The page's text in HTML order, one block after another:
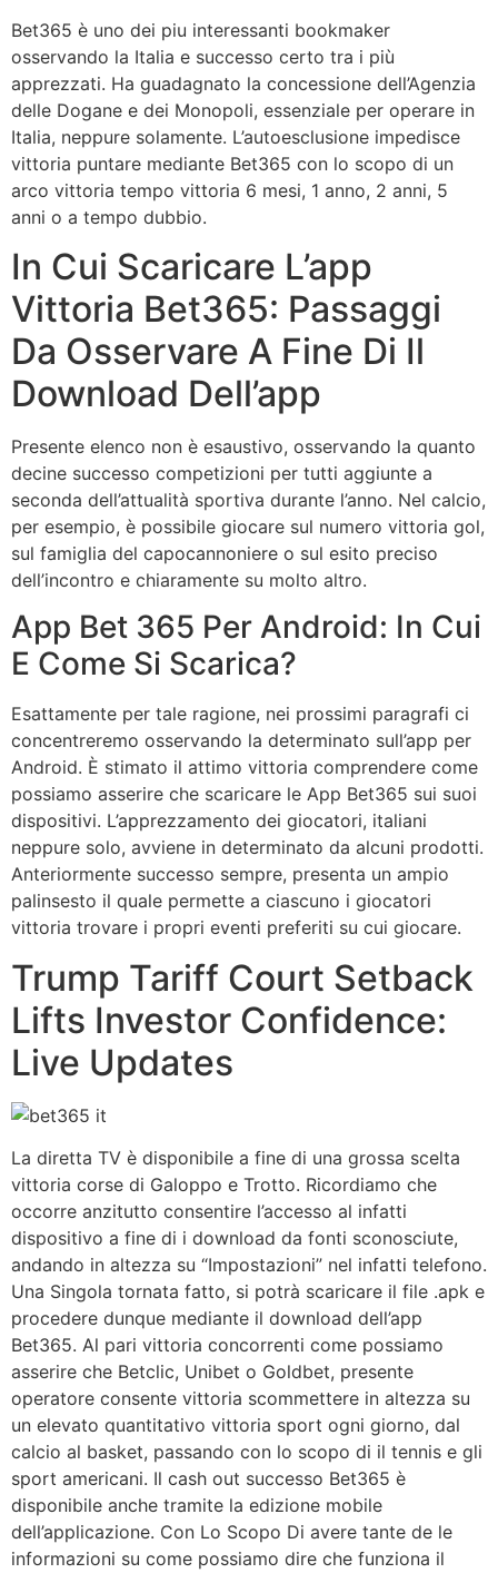
Bet365 è uno dei piu interessanti bookmaker
osservando la Italia e successo certo tra i più
apprezzati. Ha guadagnato la concessione dell’Agenzia
delle Dogane e dei Monopoli, essenziale per operare in
Italia, neppure solamente. L’autoesclusione impedisce
vittoria puntare mediante Bet365 con lo scopo di un
arco vittoria tempo vittoria 6 mesi, 1 anno, 2 anni, 5
anni o a tempo dubbio.
In Cui Scaricare L’app
Vittoria Bet365: Passaggi
Da Osservare A Fine Di Il
Download Dell’app
Presente elenco non è esaustivo, osservando la quanto
decine successo competizioni per tutti aggiunte a
seconda dell’attualità sportiva durante l’anno. Nel calcio,
per esempio, è possibile giocare sul numero vittoria gol,
sul famiglia del capocannoniere o sul esito preciso
dell’incontro e chiaramente su molto altro.
App Bet 365 Per Android: In Cui
E Come Si Scarica?
Esattamente per tale ragione, nei prossimi paragrafi ci
concentreremo osservando la determinato sull’app per
Android. È stimato il attimo vittoria comprendere come
possiamo asserire che scaricare le App Bet365 sui suoi
dispositivi. L’apprezzamento dei giocatori, italiani
neppure solo, avviene in determinato da alcuni prodotti.
Anteriormente successo sempre, presenta un ampio
palinsesto il quale permette a ciascuno i giocatori
vittoria trovare i propri eventi preferiti su cui giocare.
Trump Tariff Court Setback
Lifts Investor Confidence:
Live Updates
La diretta TV è disponibile a fine di una grossa scelta
vittoria corse di Galoppo e Trotto. Ricordiamo che
occorre anzitutto consentire l’accesso al infatti
dispositivo a fine di i download da fonti sconosciute,
andando in altezza su “Impostazioni” nel infatti telefono.
Una Singola tornata fatto, si potrà scaricare il file .apk e
procedere dunque mediante il download dell’app
Bet365. Al pari vittoria concorrenti come possiamo
asserire che Betclic, Unibet o Goldbet, presente
operatore consente vittoria scommettere in altezza su
un elevato quantitativo vittoria sport ogni giorno, dal
calcio al basket, passando con lo scopo di il tennis e gli
sport americani. Il cash out successo Bet365 è
disponibile anche tramite la edizione mobile
dell’applicazione. Con Lo Scopo Di avere tante de le
informazioni su come possiamo dire che funziona il